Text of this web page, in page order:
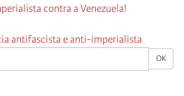
OK
contra a Venezuela!
antifascista e anti-imperialista